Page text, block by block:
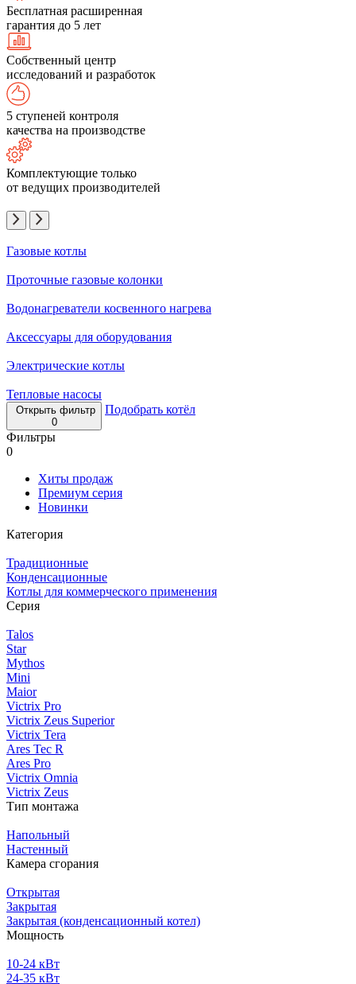
Бесплатная расширенная
гарантия до 5 лет
Собственный центр
исследований и разработок
5 ступеней контроля
качества на производстве
Комплектующие только
от ведущих производителей
Газовые котлы
Проточные газовые колонки
Водонагреватели косвенного нагрева
Аксессуары для оборудования
Электрические котлы
Тепловые насосы
Открыть фильтр
0
Подобрать котёл
Фильтры
0
Хиты продаж
Премиум серия
Новинки
Категория
Традиционные
Конденсационные
Котлы для коммерческого применения
Серия
Talos
Star
Mythos
Mini
Maior
Victrix Pro
Victrix Zeus Superior
Victrix Tera
Ares Tec R
Ares Pro
Victrix Omnia
Victrix Zeus
Тип монтажа
Напольный
Настенный
Камера сгорания
Открытая
Закрытая
Закрытая (конденсационный котел)
Мощность
10-24 кВт
24-35 кВт